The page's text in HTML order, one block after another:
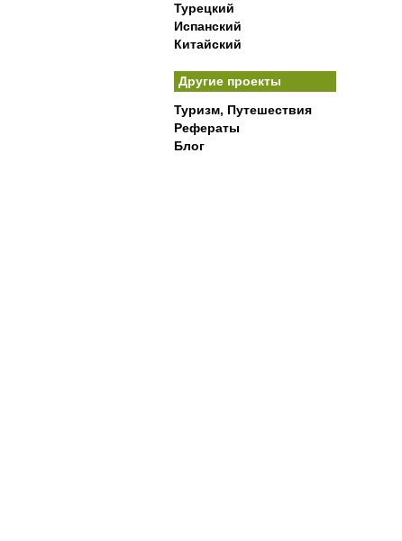
Турецкий
Испанский
Китайский
Другие проекты
Туризм, Путешествия
Рефераты
Блог